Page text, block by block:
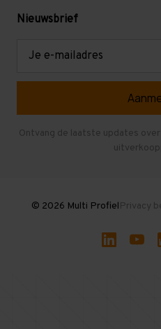
Levering en afhalen
Mezzanine
Gebruikte entresolvloeren
Nieuwsbrief
Ontvang de laatste updates
© 2026 Multi ProfielPrivacy